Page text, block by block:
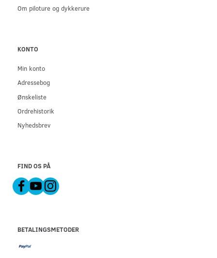
Om piloture og dykkerure
KONTO
Min konto
Adressebog
Ønskeliste
Ordrehistorik
Nyhedsbrev
FIND OS PÅ
BETALINGSMETODER